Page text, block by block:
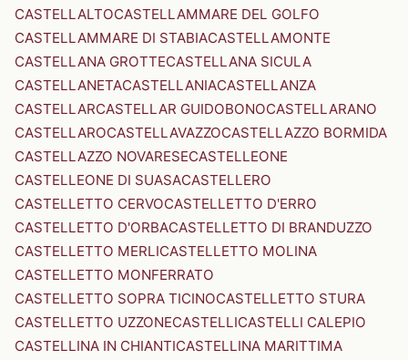
CASTELLALTOCASTELLAMMARE DEL GOLFO
CASTELLAMMARE DI STABIACASTELLAMONTE
CASTELLANA GROTTECASTELLANA SICULA
CASTELLANETACASTELLANIACASTELLANZA
CASTELLARCASTELLAR GUIDOBONOCASTELLARANO
CASTELLAROCASTELLAVAZZOCASTELLAZZO BORMIDA
CASTELLAZZO NOVARESECASTELLEONE
CASTELLEONE DI SUASACASTELLERO
CASTELLETTO CERVOCASTELLETTO D'ERRO
CASTELLETTO D'ORBACASTELLETTO DI BRANDUZZO
CASTELLETTO MERLICASTELLETTO MOLINA
CASTELLETTO MONFERRATO
CASTELLETTO SOPRA TICINOCASTELLETTO STURA
CASTELLETTO UZZONECASTELLICASTELLI CALEPIO
CASTELLINA IN CHIANTICASTELLINA MARITTIMA